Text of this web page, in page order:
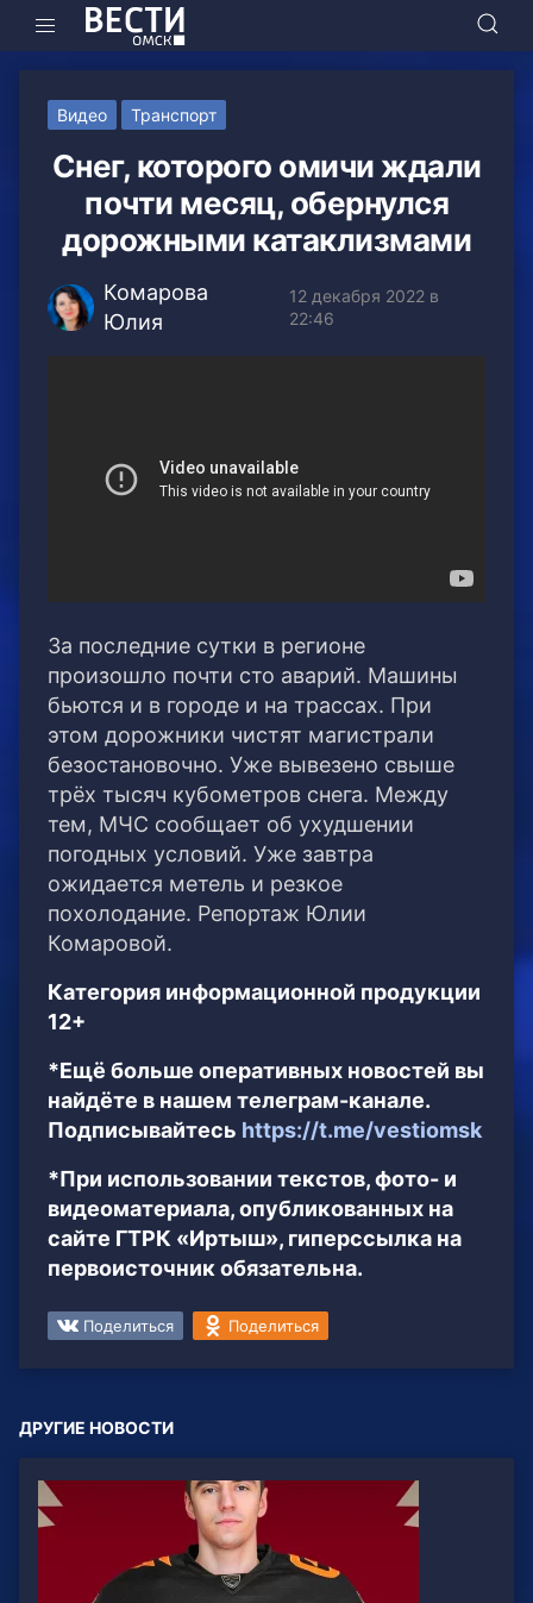
Видео Транспорт
Снег, которого омичи ждали
почти месяц, обернулся
дорожными катаклизмами
Комарова
Юлия
12 декабря 2022 в
22:46
За последние сутки в регионе
произошло почти сто аварий. Машины
бьются и в городе и на трассах. При
этом дорожники чистят магистрали
безостановочно. Уже вывезено свыше
трёх тысяч кубометров снега. Между
тем, МЧС сообщает об ухудшении
погодных условий. Уже завтра
ожидается метель и резкое
похолодание. Репортаж Юлии
Комаровой.
Категория информационной продукции
12+
*Ещё больше оперативных новостей вы
найдёте в нашем телеграм-канале.
Подписывайтесь https://t.me/vestiomsk
*При использовании текстов, фото- и
видеоматериала, опубликованных на
сайте ГТРК «Иртыш», гиперссылка на
первоисточник обязательна.
Поделиться Поделиться
ДРУГИЕ НОВОСТИ